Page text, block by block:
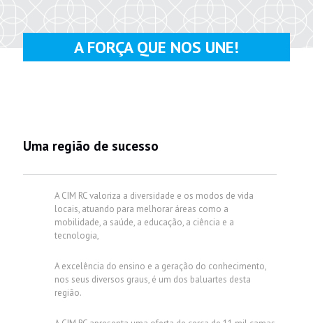
A FORÇA QUE NOS UNE!
Uma região de sucesso
A CIM RC valoriza a diversidade e os modos de vida
locais, atuando para melhorar áreas como a
mobilidade, a saúde, a educação, a ciência e a
tecnologia,
A excelência do ensino e a geração do conhecimento,
nos seus diversos graus, é um dos baluartes desta
região.